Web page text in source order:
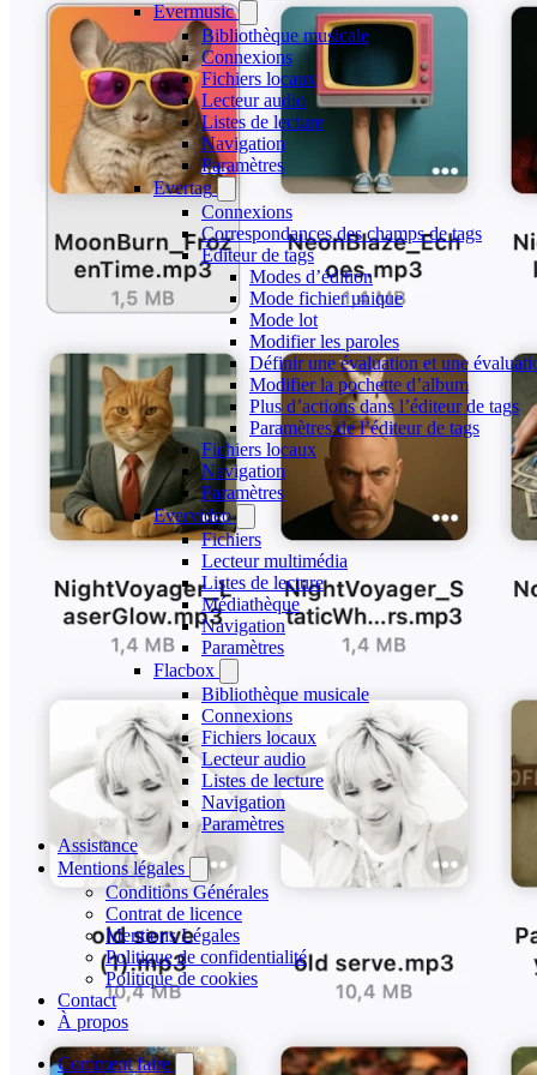
Evermusic
Bibliothèque musicale
Connexions
Fichiers locaux
Lecteur audio
Listes de lecture
Navigation
Paramètres
Evertag
Connexions
Correspondances des champs de tags
Éditeur de tags
Modes d’édition
Mode fichier unique
Mode lot
Modifier les paroles
Définir une évaluation et une
Modifier la pochette d’album
Plus d’actions dans l’éditeur de tags
Paramètres de l’éditeur de tags
Fichiers locaux
Navigation
Paramètres
Evervideo
Fichiers
Lecteur multimédia
Listes de lecture
Médiathèque
Navigation
Paramètres
Flacbox
Bibliothèque musicale
Connexions
Fichiers locaux
Lecteur audio
Listes de lecture
Navigation
Paramètres
Assistance
Mentions légales
Conditions Générales
Contrat de licence
Mentions Légales
Politique de confidentialité
Politique de cookies
Contact
À propos
Comment faire